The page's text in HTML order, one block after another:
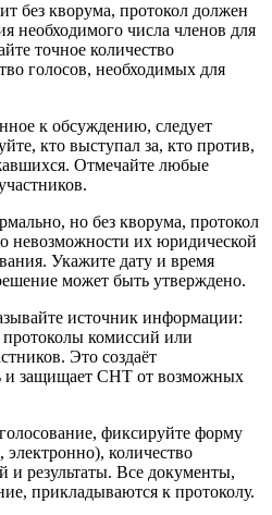
без кворума, протокол должен
необходимого числа членов для
точное количество
голосов, необходимых для
к обсуждению, следует
кто выступал за, кто против,
Отмечайте любые
но без кворума, протокол
невозможности их юридической
Укажите дату и время
может быть утверждено.
источник информации:
протоколы комиссий или
Это создаёт
и защищает СНТ от возможных
фиксируйте форму
количество
и результаты. Все документы,
прикладываются к протоколу.